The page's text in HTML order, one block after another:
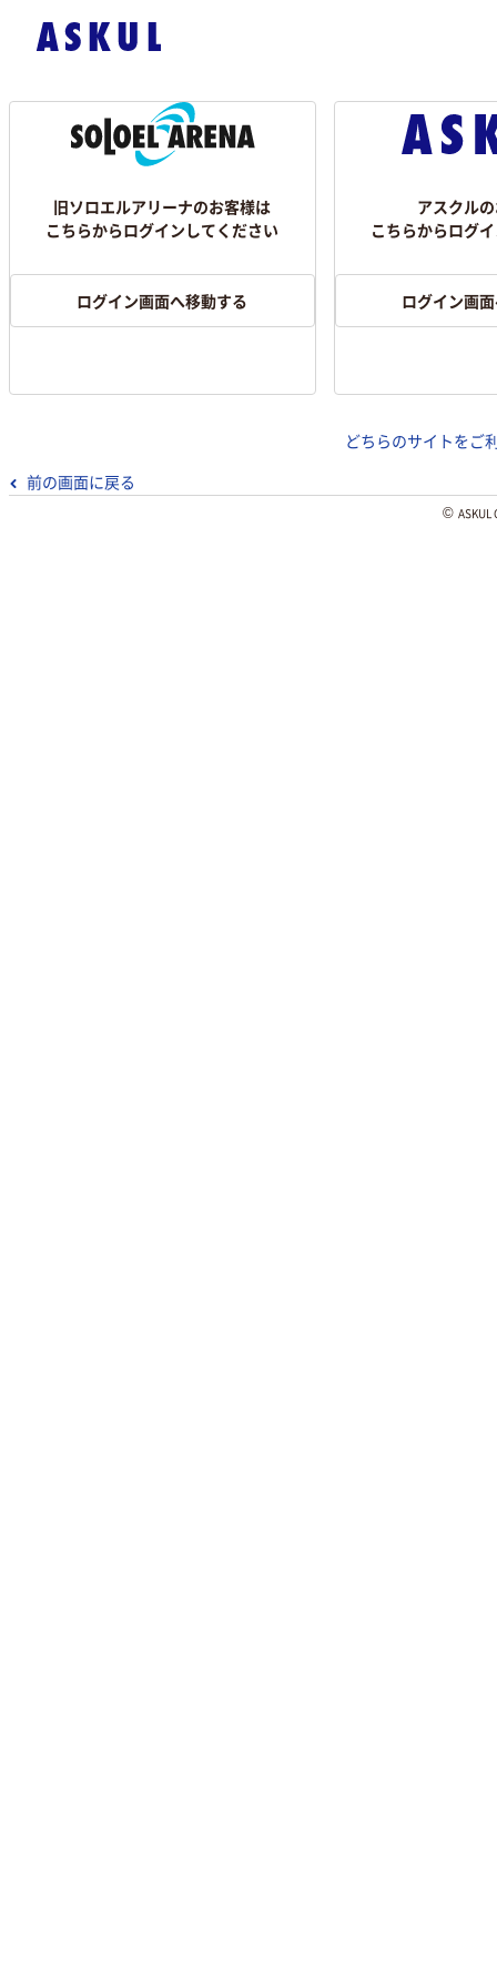
旧ソロエルアリーナのお客様は
こちらからログインしてください
ログイン画面へ移動する
アスクル
こちらからログ
ログイン画
どちらのサイトをご
前の画面に戻る
©